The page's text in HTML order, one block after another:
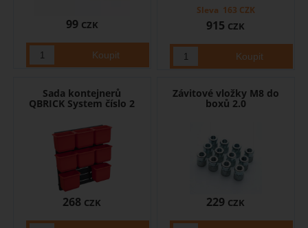
99 CZK 915 CZK
Sleva 163 CZK
Sada kontejnerů
QBRICK System číslo 2
268 CZK
Závitové vložky M8 do
boxů 2.0
229 CZK